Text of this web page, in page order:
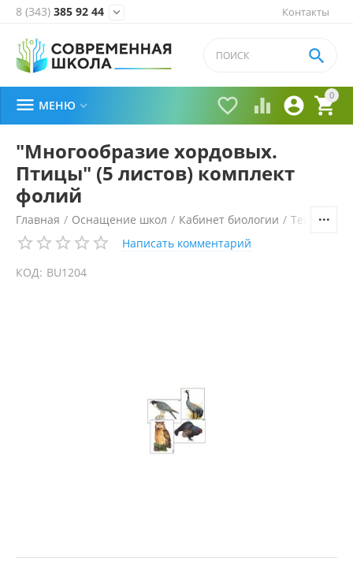
Контакты
8 (343) 385 92 44 
0


 

 МЕНЮ 
"Многообразие хордовых.
Птицы" (5 листов) комплект
фолий
Главная / Оснащение школ / Кабинет биологии /
Написать комментарий
КОД: BU1204